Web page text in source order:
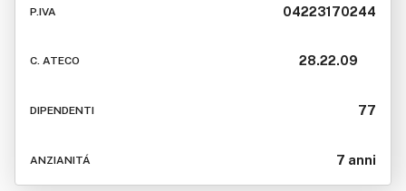
P.IVA 04223170244
C. ATECO 28.22.09
DIPENDENTI 77
ANZIANITÁ 7 anni